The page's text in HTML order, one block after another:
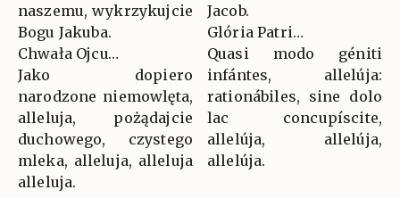
naszemu, wykrzykujcie
Bogu Jakuba.
Chwała Ojcu…
Jako dopiero
narodzone niemowlęta,
alleluja, pożądajcie
duchowego, czystego
mleka, alleluja, alleluja
alleluja.
Jacob.
Glória Patri…
Quasi modo géniti
infántes, allelúja:
rationábiles, sine dolo
lac concupíscite,
allelúja, allelúja,
allelúja.